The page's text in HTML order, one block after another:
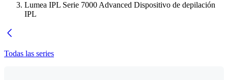
Lumea IPL Serie 7000 Advanced Dispositivo de depilación
IPL
Todas las series